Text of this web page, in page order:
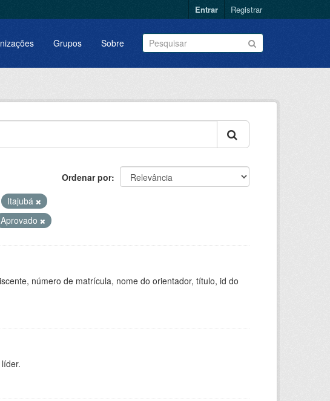
Entrar Registrar
Grupos Sobre
Ordenar por
Itajubá
Aprovado
número de matrícula, nome do orientador, título, id do